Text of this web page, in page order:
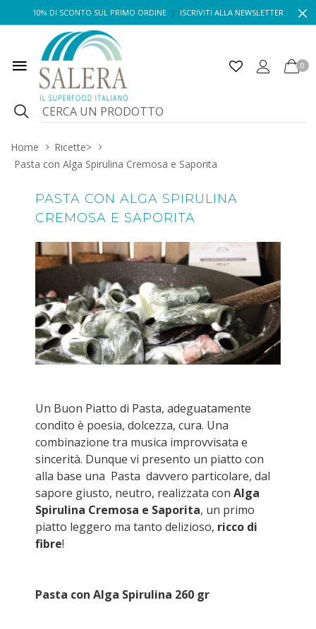
10% DI SCONTO SUL PRIMO ORDINE | ISCRIVITI ALLA NEWSLETTER
0
Home Ricette>
Pasta con Alga Spirulina Cremosa e Saporita
PASTA CON ALGA SPIRULINA
CREMOSA E SAPORITA
Un Buon Piatto di Pasta, adeguatamente
condito è poesia, dolcezza, cura. Una
combinazione tra musica improvvisata e
sincerità. Dunque vi presento un piatto con
alla base una Pasta davvero particolare, dal
sapore giusto, neutro, realizzata con Alga
Spirulina Cremosa e Saporita, un primo
piatto leggero ma tanto delizioso, ricco di
fibre!
Pasta con Alga Spirulina 260 gr